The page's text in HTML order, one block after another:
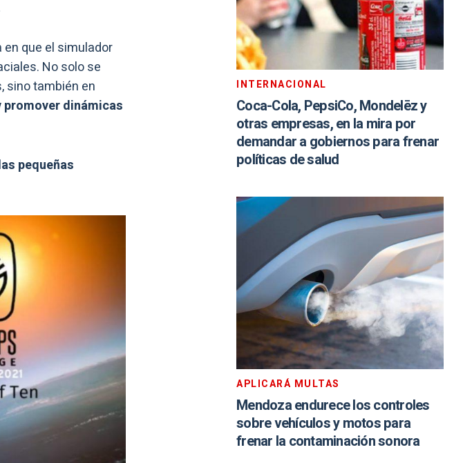
que el simulador
No solo se
sino también en
dinámicas
pequeñas
INTERNACIONAL
Coca-Cola, PepsiCo, Mondelēz y
otras empresas, en la mira por
demandar a gobiernos para frenar
políticas de salud
APLICARÁ MULTAS
Mendoza endurece los controles
sobre vehículos y motos para
frenar la contaminación sonora